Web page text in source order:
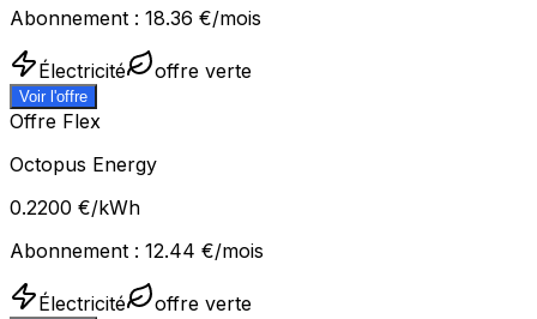
Abonnement : 18.36 €/mois
Électricité offre verte
Voir l'offre
Offre Flex
Octopus Energy
0.2200 €/kWh
Abonnement : 12.44 €/mois
Électricité offre verte